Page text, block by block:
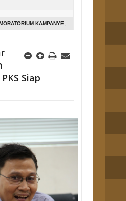
KAMPANYE,
Siap